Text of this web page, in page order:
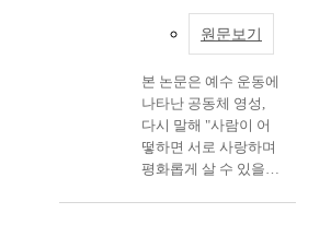
스로를 계시하시기 때
문에 바로 교회의 죄과
가 드러나고 인정되는
곳에 그리스도를 통해
서 계시하신다고 말한
다. 즉 교회의 한계와
죄과를 드러내시는 하
느님에게서 다시 교회
있다는 점을 지적하는
넓은 의미의 영성은
“눈에 보이는 현실세
계의 수준이 아닌, 그
것을 넘어서는 실제의
수준에서 인간 인격의
통합을 이루려는 인간
마음의 깊은 열망과 그
것을 이루기 위한 경
미”한다. 또한 이러한
감당해야 할 몫은 사회
해 나갈 때 진정한 그
리스도 공동체의 회복
과 지역사회의 회복에
도 도움이 될 것이라
여겨진다. 이에 현대교
회의 의미와 교회건축
를 자극하여 음악적 과
제에 참여하게 함으로
들을 음악 외적 환경으
로 전이(transference)
시키는데 그 목적을 둔
다. 그리고 음악치료의
과정 및 방법에 대해
살계보았다. 그 과정은
을 끼쳤기 때문에 이를
개신교회가 어떤 모습
으로 교회론을 왜곡하
고 있는지를 반추하는
기회가 될 것이다. 1)
루터와 칼뱅의 '보이지
디로 식민지 경영의 부
선교초기 일제는 자국
의 식민지 경영에 특별
히 거슬리지 않는다면
종교문제에 개의치 않
으려는 이른바 '정교분
원문보기
본 논문은 예수 운동에
나타난 공동체 영성,
다시 말해 "사람이 어
떻하면 서로 사랑하며
평화롭게 살 수 있을